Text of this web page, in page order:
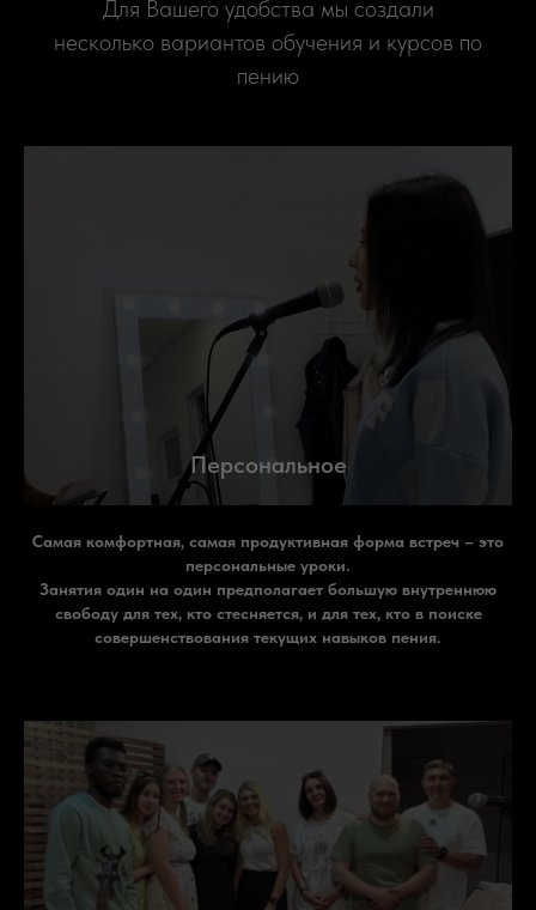
Для Вашего удобства мы создали
несколько вариантов обучения и курсов по
пению
Персональное
Самая комфортная, самая продуктивная форма встреч – это
персональные уроки.
Занятия один на один предполагает большую внутреннюю
свободу для тех, кто стесняется, и для тех, кто в поиске
совершенствования текущих навыков пения.